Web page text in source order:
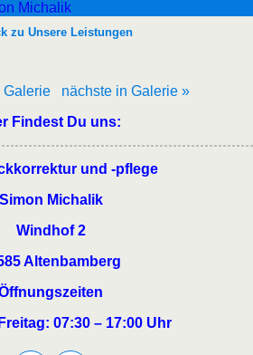
Michalik
zu Unsere Leistungen
Galerie
nächste in Galerie »
Findest Du uns:
und -pflege
Simon Michalik
Windhof 2
Altenbamberg
07:30 – 17:00 Uhr